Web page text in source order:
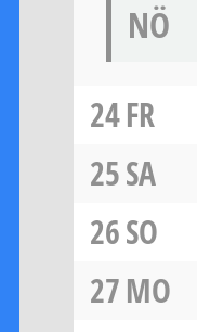
NÖ
24FR
25SA
26SO
27MO